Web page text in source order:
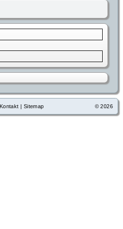
Kontakt Sitemap © 2026